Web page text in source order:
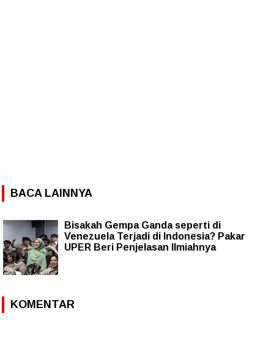
BACA LAINNYA
Bisakah Gempa Ganda seperti di
Venezuela Terjadi di Indonesia? Pakar
UPER Beri Penjelasan Ilmiahnya
KOMENTAR